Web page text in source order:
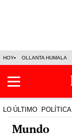
HOY OLLANTA HUMALA
LO ÚLTIMO POLÍTICA
Mundo